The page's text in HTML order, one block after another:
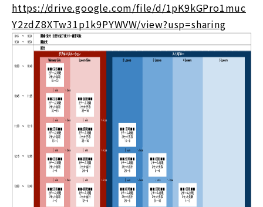
https://drive.google.com/file/d/1pK9kGPro1muc
Y2zdZ8XTw31p1k9PYWVW/view?usp=sharing